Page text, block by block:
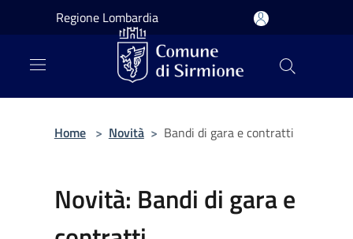
Salta al contenuto principale
Regione Lombardia
Home > Novità > Bandi di gara e contratti
Novità: Bandi di gara e